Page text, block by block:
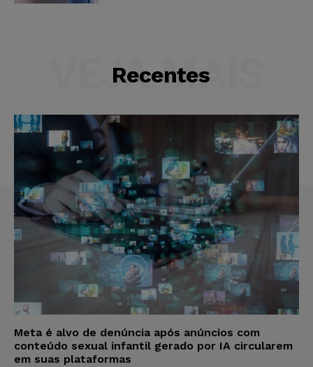
Recentes
VEJA MAIS
Meta é alvo de denúncia após anúncios com
conteúdo sexual infantil gerado por IA circularem
em suas plataformas